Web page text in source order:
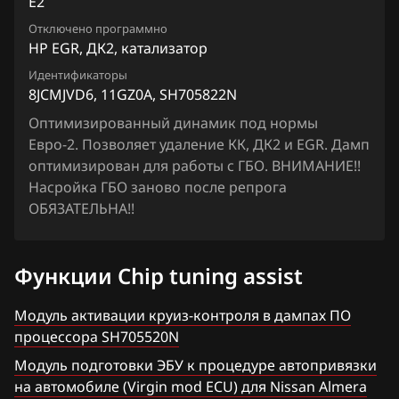
Chrysler
Citroen
Dacia
DAF
Derways
Dodge
Exeed
Extreme moto
FAW
Siemens EMS 3155
Siemens EMS 3160
Siemens SID 301
Siemens SID 310
Lafesta
Liberty
Maxima
Micra, March
Murano
Note
Presage
Primera
1KHK1ISRUDJ1_11VF8A_SH705828N
1KHK1ISRUDJ1_11VN0C_SH705828N
1KHK1ISRUDJ1_11VN2C_SH705828N
1KHK1ISSCDN_13JY4A_SH705828N
2KHKXRDB_11VM1C_SH705927N
3KHKWZD5_13JY1C_SH705927N
3ZREQBD6_1CX811_SH705415N
4CMCY8DJ2_1CY00C_SH705520N
4CMCY8DJ2_1CY01C_SH705520N
Отключено программно
HP EGR, ДК2, катализатор
Идентификаторы
8JCMJVD6, 11GZ0A, SH705822N
Оптимизированный динамик под нормы
Евро-2. Позволяет удаление КК, ДК2 и EGR. Дамп
оптимизирован для работы с ГБО. ВНИМАНИЕ!!
Насройка ГБО заново после репрога
ОБЯЗАТЕЛЬНА!!
Функции Chip tuning assist
Модуль активации круиз-контроля в дампах ПО
процессора SH705520N
Модуль подготовки ЭБУ к процедуре автопривязки
на автомобиле (Virgin mod ECU) для Nissan Almera